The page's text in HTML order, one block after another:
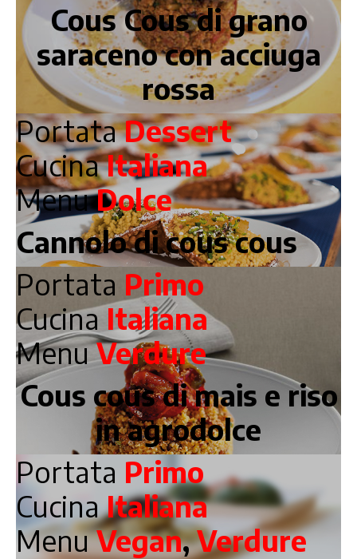
Cous Cous di grano
saraceno con acciuga
rossa
PortataDessert
CucinaItaliana
MenuDolce
Cannolo di cous cous
Portata Primo
CucinaItaliana
MenuVerdure
Cous cous di mais e riso
in agrodolce
Portata Primo
CucinaItaliana
MenuVegan,Verdure